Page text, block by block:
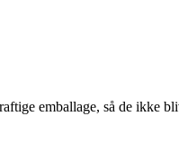
emballage, så de ikke